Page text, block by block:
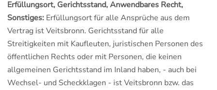
Erfüllungsort, Gerichtsstand, Anwendbares Recht,
Sonstiges: Erfüllungsort für alle Ansprüche aus dem
Vertrag ist Veitsbronn. Gerichtsstand für alle
Streitigkeiten mit Kaufleuten, juristischen Personen des
öffentlichen Rechts oder mit Personen, die keinen
allgemeinen Gerichtsstand im Inland haben, - auch bei
Wechsel- und Scheckklagen - ist Veitsbronn bzw. das